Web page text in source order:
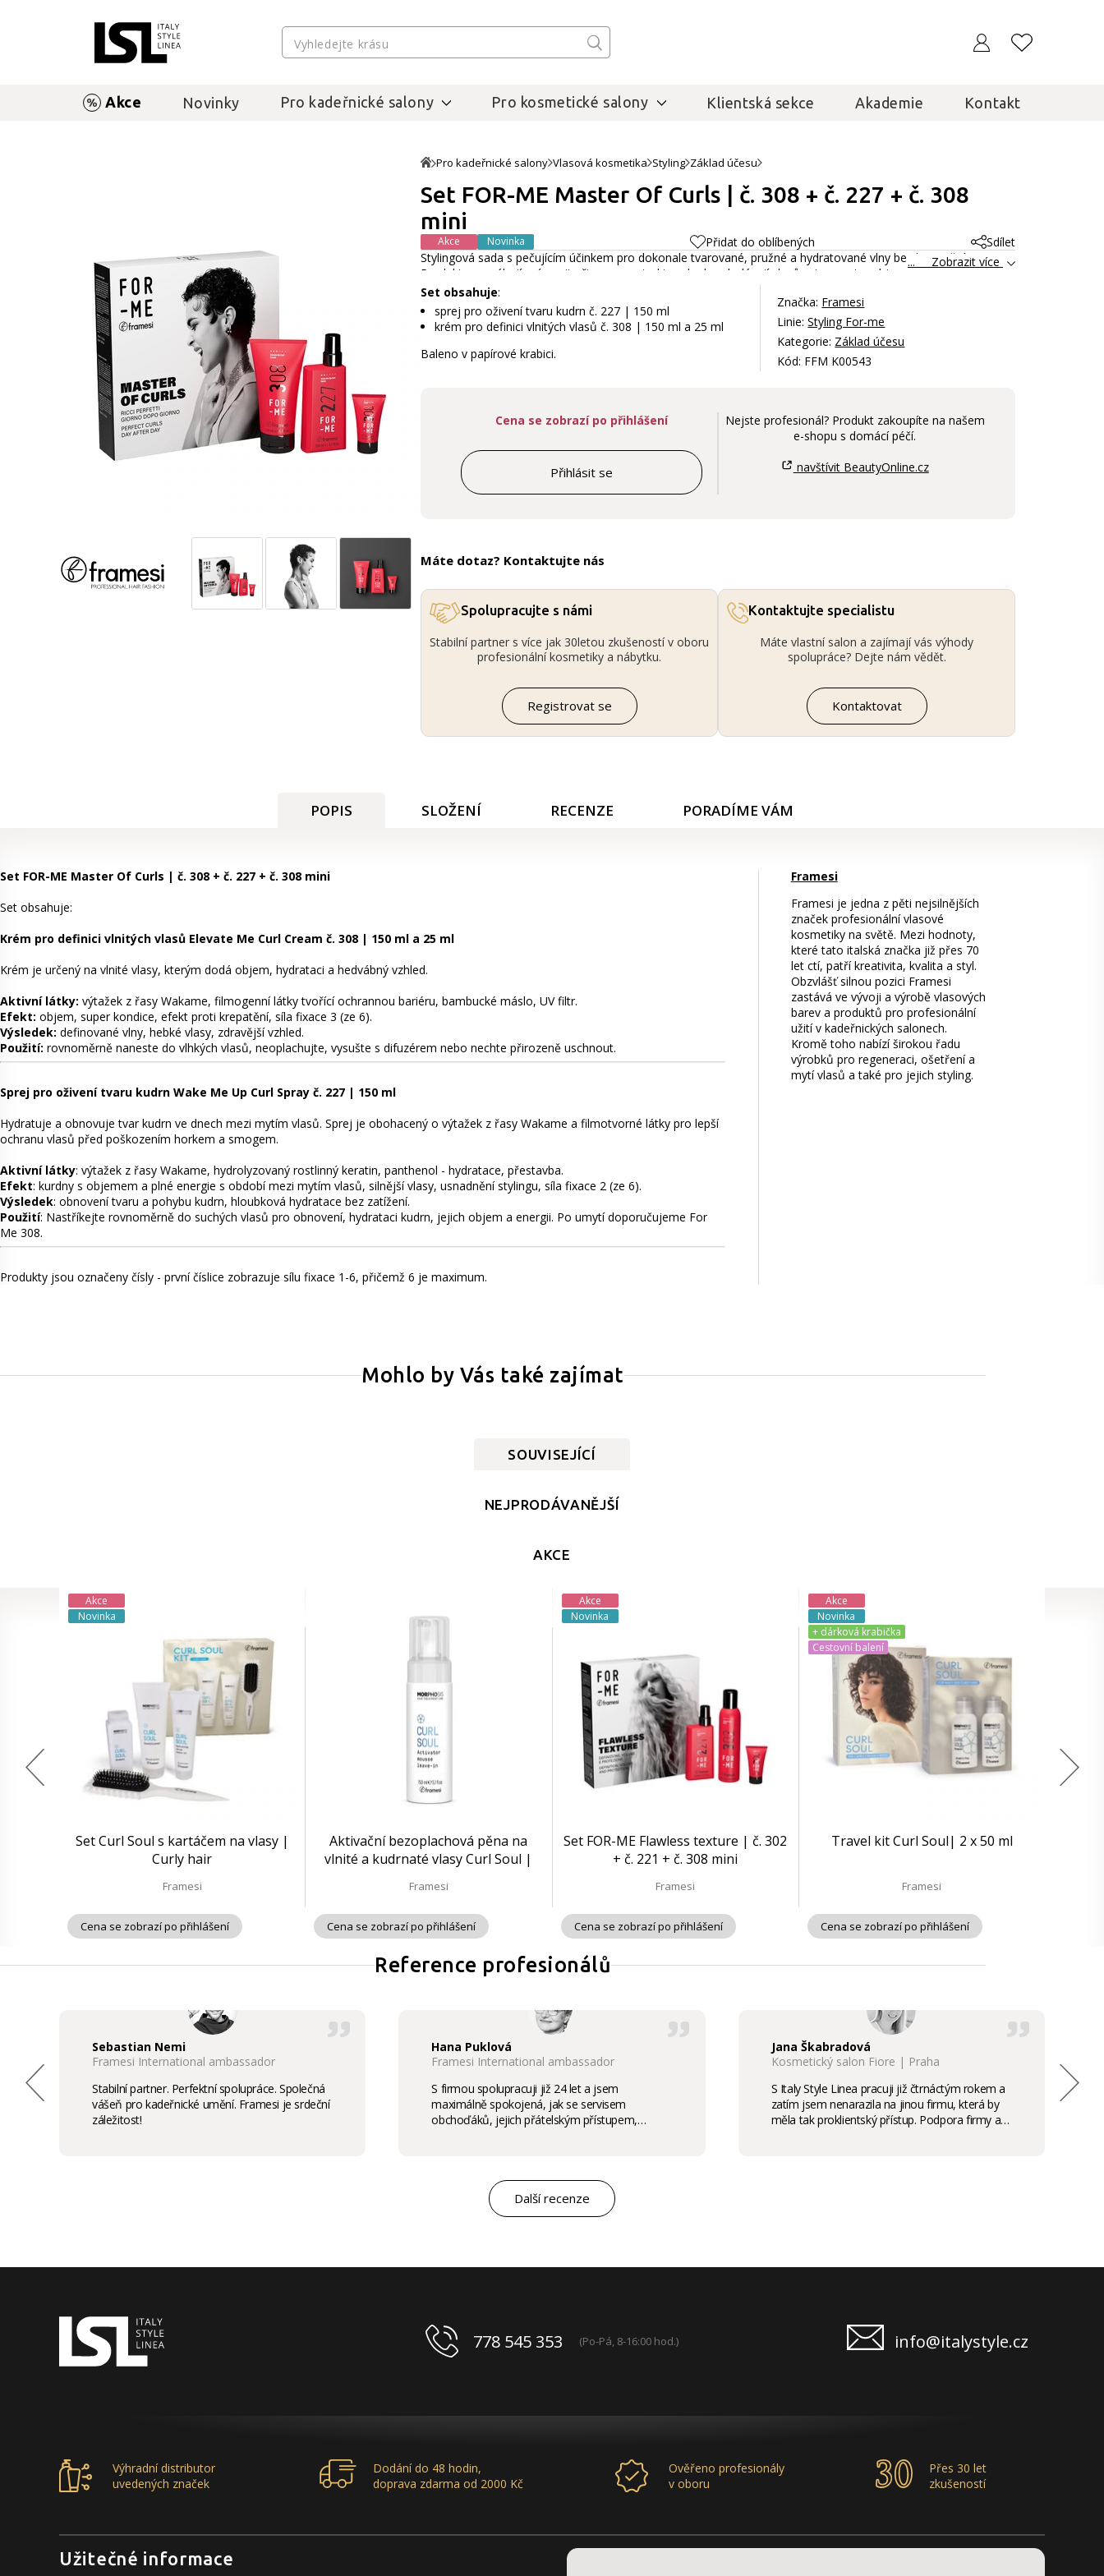
Akce Novinky Pro kadeřnické salony Pro kosmetické salony Klientská sekce Akademie Kontakt
Pro kadeřnické salony Vlasová kosmetika Styling Základ účesu
Set FOR-ME Master Of Curls | č. 308 + č. 227 + č. 308
mini
Akce Novinka Přidat do oblíbených
Sdílet
Stylingová sada s pečujícím účinkem pro dokonale tvarované, pružné a hydratované vlny bez krepatění.
Produkty pomáhají zvýraznit přirozenou strukturu kudrn, dodávají vlasům jemnost a objem a usnadňují jejich
úpravu i mezi jednotlivými mytími.
... Zobrazit více
Set obsahuje:
sprej pro oživení tvaru kudrn č. 227 | 150 ml
krém pro definici vlnitých vlasů č. 308 | 150 ml a 25 ml
Baleno v papírové krabici.
Značka: Framesi
Linie:Styling For-me
Kategorie: Základ účesu
Kód: FFM K00543
Cena se zobrazí po přihlášení
Přihlásit se
Nejste profesionál? Produkt zakoupíte na našem
e-shopu s domácí péčí.
navštívit BeautyOnline.cz
Máte dotaz? Kontaktujte nás
Spolupracujte s námi
Stabilní partner s více jak 30letou zkušeností v oboru
profesionální kosmetiky a nábytku.
Registrovat se
Kontaktujte specialistu
Máte vlastní salon a zajímají vás výhody
spolupráce? Dejte nám vědět.
Kontaktovat
POPIS SLOŽENÍ RECENZE PORADÍME VÁM
Set FOR-ME Master Of Curls | č. 308 + č. 227 + č. 308 mini
Set obsahuje:
Krém pro definici vlnitých vlasů Elevate Me Curl Cream č. 308 | 150 ml a 25 ml
Krém je určený na vlnité vlasy, kterým dodá objem, hydrataci a hedvábný vzhled.
Aktivní látky: výtažek z řasy Wakame, filmogenní látky tvořící ochrannou bariéru, bambucké máslo, UV filtr.
Efekt: objem, super kondice, efekt proti krepatění, síla fixace 3 (ze 6).
Výsledek: definované vlny, hebké vlasy, zdravější vzhled.
Použití: rovnoměrně naneste do vlhkých vlasů, neoplachujte, vysušte s difuzérem nebo nechte přirozeně uschnout.
Sprej pro oživení tvaru kudrn Wake Me Up Curl Spray č. 227 | 150 ml
Hydratuje a obnovuje tvar kudrn ve dnech mezi mytím vlasů. Sprej je obohacený o výtažek z řasy Wakame a filmotvorné látky pro lepší
ochranu vlasů před poškozením horkem a smogem.
Aktivní látky: výtažek z řasy Wakame, hydrolyzovaný rostlinný keratin, panthenol - hydratace, přestavba.
Efekt: kurdny s objemem a plné energie s období mezi mytím vlasů, silnější vlasy, usnadnění stylingu, síla fixace 2 (ze 6).
Výsledek: obnovení tvaru a pohybu kudrn, hloubková hydratace bez zatížení.
Použití: Nastříkejte rovnoměrně do suchých vlasů pro obnovení, hydrataci kudrn, jejich objem a energii. Po umytí doporučujeme For
Me 308.
Produkty jsou označeny čísly - první číslice zobrazuje sílu fixace 1-6, přičemž 6 je maximum.
Framesi
Framesi je jedna z pěti nejsilnějších
značek profesionální vlasové
kosmetiky na světě. Mezi hodnoty,
které tato italská značka již přes 70
let ctí, patří kreativita, kvalita a styl.
Obzvlášť silnou pozici Framesi
zastává ve vývoji a výrobě vlasových
barev a produktů pro profesionální
užití v kadeřnických salonech.
Kromě toho nabízí širokou řadu
výrobků pro regeneraci, ošetření a
mytí vlasů a také pro jejich styling.
Mohlo by Vás také zajímat
SOUVISEJÍCÍ
NEJPRODÁVANĚJŠÍ
AKCE
Akce
Novinka
Set Curl Soul s kartáčem na vlasy |
Curly hair
Framesi
Cena se zobrazí po přihlášení
Aktivační bezoplachová pěna na
vlnité a kudrnaté vlasy Curl Soul |
Framesi
Cena se zobrazí po přihlášení
Akce
Novinka
Set FOR-ME Flawless texture | č. 302
+ č. 221 + č. 308 mini
Framesi
Cena se zobrazí po přihlášení
Akce
Novinka
+ dárková krabička
Cestovní balení
Travel kit Curl Soul| 2 x 50 ml
Framesi
Cena se zobrazí po přihlášení
Reference profesionálů
Sebastian Nemi
Framesi International ambassador
Stabilní partner. Perfektní spolupráce. Společná
vášeň pro kadeřnické umění. Framesi je srdeční
záležitost!
Hana Puklová
Framesi International ambassador
S firmou spolupracuji již 24 let a jsem
maximálně spokojená, jak se servisem
obchoďáků, jejich přátelským přístupem,
marketingovým servisem. Pro mě je to po těch
letech „druhá rodina“. Myslím, že ty roky
spolupráce mluví za vše.
Jana Škabradová
Kosmetický salon Fiore | Praha
S Italy Style Linea pracuji již čtrnáctým rokem a
zatím jsem nenarazila na jinou firmu, která by
měla tak proklientský přístup. Podpora firmy a
Další recenze
778 545 353 (Po-Pá, 8-16:00 hod.) info@italystyle.cz
Výhradní distributor
uvedených značek
Dodání do 48 hodin,
doprava zdarma od 2000 Kč
Ověřeno profesionály
v oboru
Přes 30 let
zkušeností
Užitečné informace